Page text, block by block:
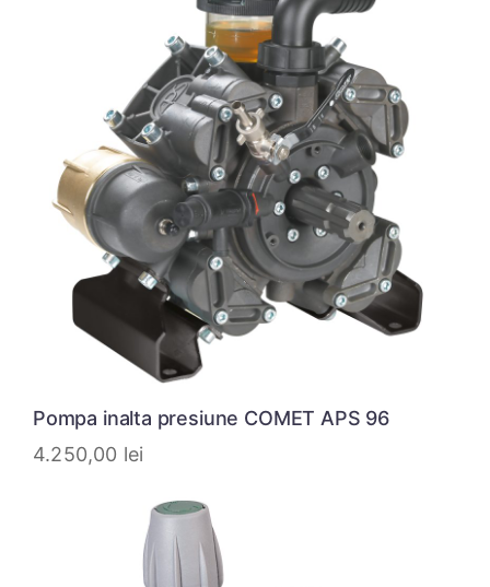
Pompa inalta presiune COMET APS 96
4.250,00 lei